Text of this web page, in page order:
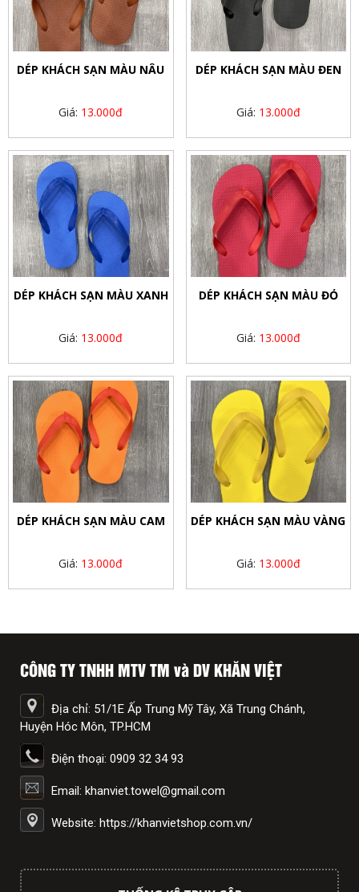
DÉP KHÁCH SẠN MÀU NÂU
Giá: 13.000đ
DÉP KHÁCH SẠN MÀU ĐEN
Giá: 13.000đ
DÉP KHÁCH SẠN MÀU XANH
Giá: 13.000đ
DÉP KHÁCH SẠN MÀU ĐỎ
Giá: 13.000đ
DÉP KHÁCH SẠN MÀU CAM
Giá: 13.000đ
DÉP KHÁCH SẠN MÀU VÀNG
Giá: 13.000đ
CÔNG TY TNHH MTV TM và DV KHĂN VIỆT
Địa chỉ: 51/1E Ấp Trung Mỹ Tây, Xã Trung Chánh,
Huyện Hóc Môn, TP.HCM
Điện thoại: 0909 32 34 93
Email: khanviet.towel@gmail.com
Website: https://khanvietshop.com.vn/